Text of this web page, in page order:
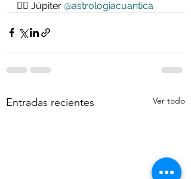
✍🏻 Júpiter @astrologiacuantica
Entradas recientes Ver todo